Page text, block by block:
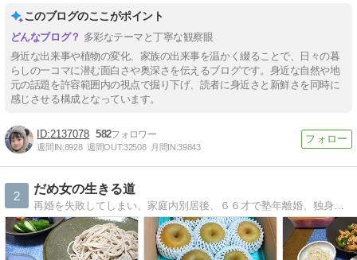
このブログのここがポイント
多彩なテーマと丁寧な観察眼
身近な出来事や植物の変化、家族の出来事を温かく綴ることで、日々の暮
らしの一コマに潜む面白さや奥深さを伝えるブログです。身近な自然や地
元の話題を許容範囲内の視点で掘り下げ、読者に身近さと新鮮さを同時に
感じさせる構成となっています。
2137078 582
週間IN:8928 週間OUT:32508 月間IN:39843
2
だめ女の生きる道